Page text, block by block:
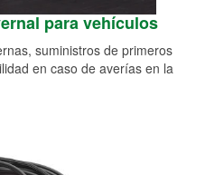
para vehículos
suministros de primeros
en caso de averías en la